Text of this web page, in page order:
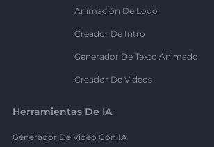
Animación De Logo
Creador De Intro
Generador De Texto Animado
Creador De Videos
Herramientas De IA
Generador De Video Con IA